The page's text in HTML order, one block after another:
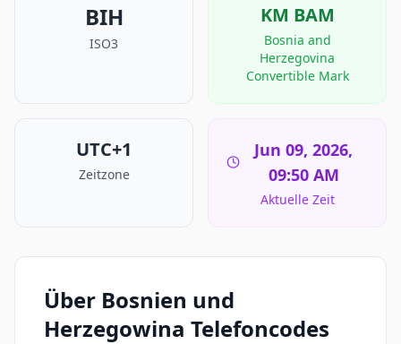
BIH
ISO3
KM BAM
Bosnia and
Herzegovina
Convertible Mark
UTC+1
Zeitzone
Jun 09, 2026,
09:50 AM
Aktuelle Zeit
Über Bosnien und
Herzegowina Telefoncodes